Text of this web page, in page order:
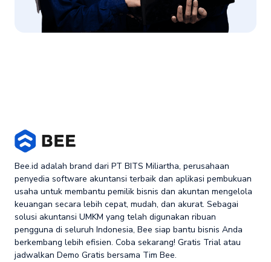
Bee.id adalah brand dari PT BITS Miliartha, perusahaan
penyedia software akuntansi terbaik dan aplikasi pembukuan
usaha untuk membantu pemilik bisnis dan akuntan mengelola
keuangan secara lebih cepat, mudah, dan akurat. Sebagai
solusi akuntansi UMKM yang telah digunakan ribuan
pengguna di seluruh Indonesia, Bee siap bantu bisnis Anda
berkembang lebih efisien. Coba sekarang! Gratis Trial atau
jadwalkan Demo Gratis bersama Tim Bee.